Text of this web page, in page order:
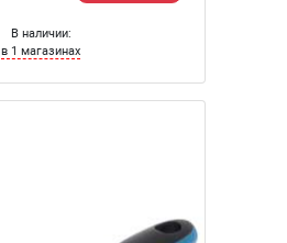
В наличии:
в 1 магазинах